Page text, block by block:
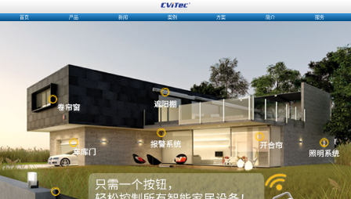
首页 产品 新闻 案例 方案 简介 服务